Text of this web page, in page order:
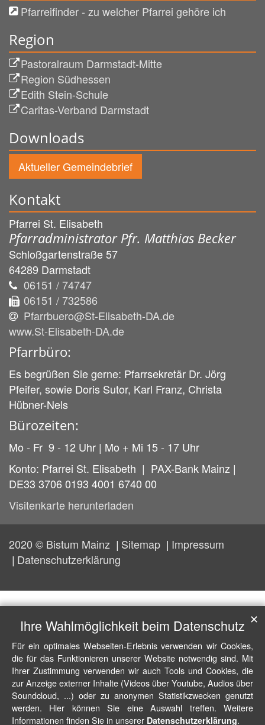
Pfarreifinder - zu welcher Pfarrei gehöre ich
Region
Pastoralraum Darmstadt-Mitte
Region Südhessen
Edith Stein-Schule
Caritas-Verband Darmstadt
Downloads
Aktueller Gemeindebrief
Kontakt
Pfarrei St. Elisabeth
Pfarradministrator Pfr. Matthias Becker
Schloßgartenstraße 57
64289 Darmstadt
06151 / 74747
06151 / 732586
Pfarrbuero@St-Elisabeth-DA.de
www.St-Elisabeth-DA.de
Pfarrbüro:
Es begrüßen Sie gerne: Pfarrsekretär Dr. Jörg
Pfeifer, sowie Doris Sutor, Karl Franz, Christa
Hübner-Nels
Bürozeiten:
Mo - Fr 9 - 12 Uhr | Mo + Mi 15 - 17 Uhr
Konto: Pfarrei St. Elisabeth | PAX-Bank Mainz |
DE33 3706 0193 4001 6740 00
Visitenkarte herunterladen
2020 © Bistum Mainz Sitemap
Impressum
Datenschutzerklärung
Ihre Wahlmöglichkeit beim Datenschutz
Für ein optimales Webseiten-Erlebnis verwenden wir Cookies,
die für das Funktionieren unserer Website notwendig sind. Mit
Ihrer Zustimmung verwenden wir auch Tools und Cookies, die
zur Anzeige externer Inhalte (Videos über Youtube, Audios über
Soundcloud, ...) oder zu anonymen Statistikzwecken genutzt
werden. Hier können Sie eine Auswahl treffen. Weitere
Informationen finden Sie in unserer Datenschutzerklärung.
✕